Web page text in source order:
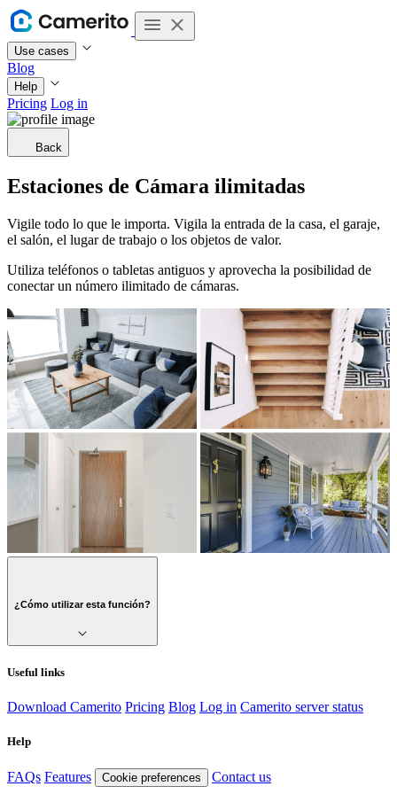
Use cases
Blog
Help
Pricing Log in
Back
Estaciones de Cámara ilimitadas
Vigile todo lo que le importa. Vigila la entrada de la casa, el garaje,
el salón, el lugar de trabajo o los objetos de valor.
Utiliza teléfonos o tabletas antiguos y aprovecha la posibilidad de
conectar un número ilimitado de cámaras.
¿Cómo utilizar esta función?
Useful links
Download Camerito Pricing Blog Log in Camerito server status
Help
FAQs Features Cookie preferences Contact us